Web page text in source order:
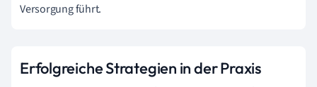
Versorgung führt.
Erfolgreiche Strategien in der Praxis